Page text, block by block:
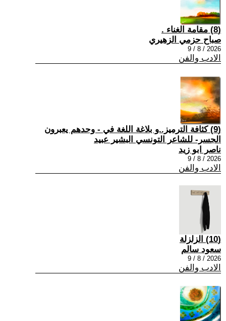
(8) مقامة الغناء .
صباح حزمي الزهيري
2026 / 8 / 9
الادب والفن
(9) كثافة الترميز..و بلاغة اللغة في - وحدهم يعبرون
الجسر- للشاعر التونسي البشير عبيد
ناصر ابو زيد
2026 / 8 / 9
الادب والفن
(10) الزلزلة
سعود سالم
2026 / 8 / 9
الادب والفن